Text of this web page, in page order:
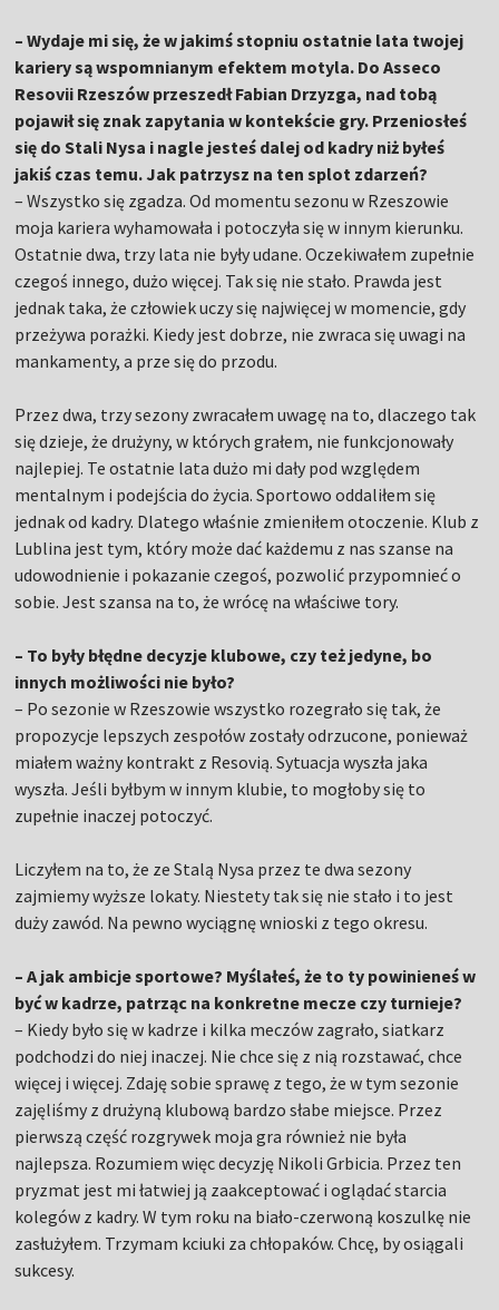
– Wydaje mi się, że w jakimś stopniu ostatnie lata twojej
kariery są wspomnianym efektem motyla. Do Asseco
Resovii Rzeszów przeszedł Fabian Drzyzga, nad tobą
pojawił się znak zapytania w kontekście gry. Przeniosłeś
się do Stali Nysa i nagle jesteś dalej od kadry niż byłeś
jakiś czas temu. Jak patrzysz na ten splot zdarzeń?
– Wszystko się zgadza. Od momentu sezonu w Rzeszowie
moja kariera wyhamowała i potoczyła się w innym kierunku.
Ostatnie dwa, trzy lata nie były udane. Oczekiwałem zupełnie
czegoś innego, dużo więcej. Tak się nie stało. Prawda jest
jednak taka, że człowiek uczy się najwięcej w momencie, gdy
przeżywa porażki. Kiedy jest dobrze, nie zwraca się uwagi na
mankamenty, a prze się do przodu.
Przez dwa, trzy sezony zwracałem uwagę na to, dlaczego tak
się dzieje, że drużyny, w których grałem, nie funkcjonowały
najlepiej. Te ostatnie lata dużo mi dały pod względem
mentalnym i podejścia do życia. Sportowo oddaliłem się
jednak od kadry. Dlatego właśnie zmieniłem otoczenie. Klub z
Lublina jest tym, który może dać każdemu z nas szanse na
udowodnienie i pokazanie czegoś, pozwolić przypomnieć o
sobie. Jest szansa na to, że wrócę na właściwe tory.
– To były błędne decyzje klubowe, czy też jedyne, bo
innych możliwości nie było?
– Po sezonie w Rzeszowie wszystko rozegrało się tak, że
propozycje lepszych zespołów zostały odrzucone, ponieważ
miałem ważny kontrakt z Resovią. Sytuacja wyszła jaka
wyszła. Jeśli byłbym w innym klubie, to mogłoby się to
zupełnie inaczej potoczyć.
Liczyłem na to, że ze Stalą Nysa przez te dwa sezony
zajmiemy wyższe lokaty. Niestety tak się nie stało i to jest
duży zawód. Na pewno wyciągnę wnioski z tego okresu.
– A jak ambicje sportowe? Myślałeś, że to ty powinieneś w
być w kadrze, patrząc na konkretne mecze czy turnieje?
– Kiedy było się w kadrze i kilka meczów zagrało, siatkarz
podchodzi do niej inaczej. Nie chce się z nią rozstawać, chce
więcej i więcej. Zdaję sobie sprawę z tego, że w tym sezonie
zajęliśmy z drużyną klubową bardzo słabe miejsce. Przez
pierwszą część rozgrywek moja gra również nie była
najlepsza. Rozumiem więc decyzję Nikoli Grbicia. Przez ten
pryzmat jest mi łatwiej ją zaakceptować i oglądać starcia
kolegów z kadry. W tym roku na biało-czerwoną koszulkę nie
zasłużyłem. Trzymam kciuki za chłopaków. Chcę, by osiągali
sukcesy.